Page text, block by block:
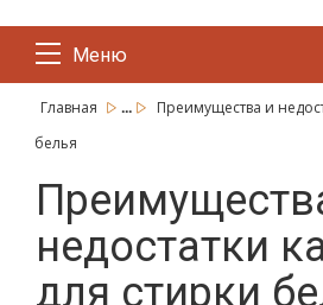
Меню
Главная ...
Преимущества и
белья
недостатки
для стирки